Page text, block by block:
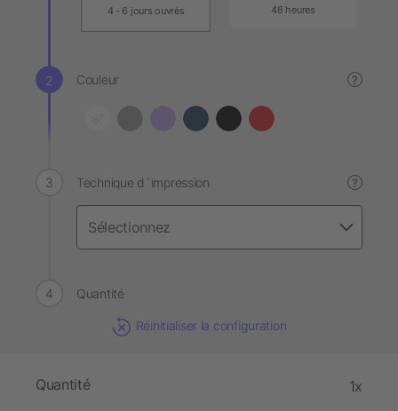
4 - 6 jours ouvrés 48 heures
Couleur ?
Technique d´impression ?
Quantité
Réinitialiser la configuration
Quantité 1x